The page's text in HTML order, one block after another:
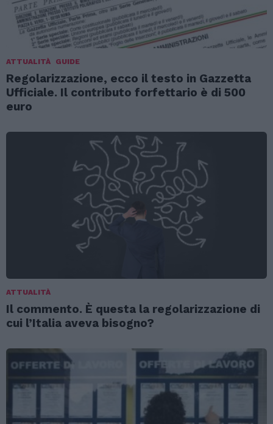
ATTUALITÀ GUIDE
Regolarizzazione, ecco il testo in Gazzetta
Ufficiale. Il contributo forfettario è di 500
euro
ATTUALITÀ
Il commento. È questa la regolarizzazione di
cui l’Italia aveva bisogno?